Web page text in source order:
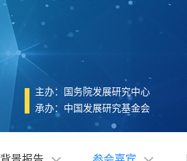
主办：国务院发展研究中心
承办：中国发展研究基金会